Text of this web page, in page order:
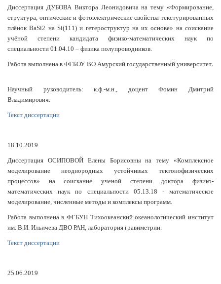
Диссертация ДУБОВА Виктора Леонидовича на тему «Формирование,
структура, оптические и фотоэлектрические свойства текстурированных
плёнок BaSi2 на Si(111) и гетероструктур на их основе» на соискание
учёной степени кандидата физико-математических наук по
специальности 01.04.10 – физика полупроводников.
Работа выполнена в ФГБОУ ВО Амурский государственный университет.
Научный руководитель: к.ф.-м.н., доцент Фомин Дмитрий
Владимирович.
Текст диссертации
18.10.2019
Диссертация ОСИПОВОЙ Елены Борисовны на тему «Комплексное
моделирование неоднородных устойчивых тектонофизических
процессов» на соискание ученой степени доктора физико-
математических наук по специальности 05.13.18 - математическое
моделирование, численные методы и комплексы программ.
Работа выполнена в ФГБУН Тихоокеанский океанологический институт
им. В.И. Ильичева ДВО РАН, лаборатория гравиметрии.
Текст диссертации
25.06.2019